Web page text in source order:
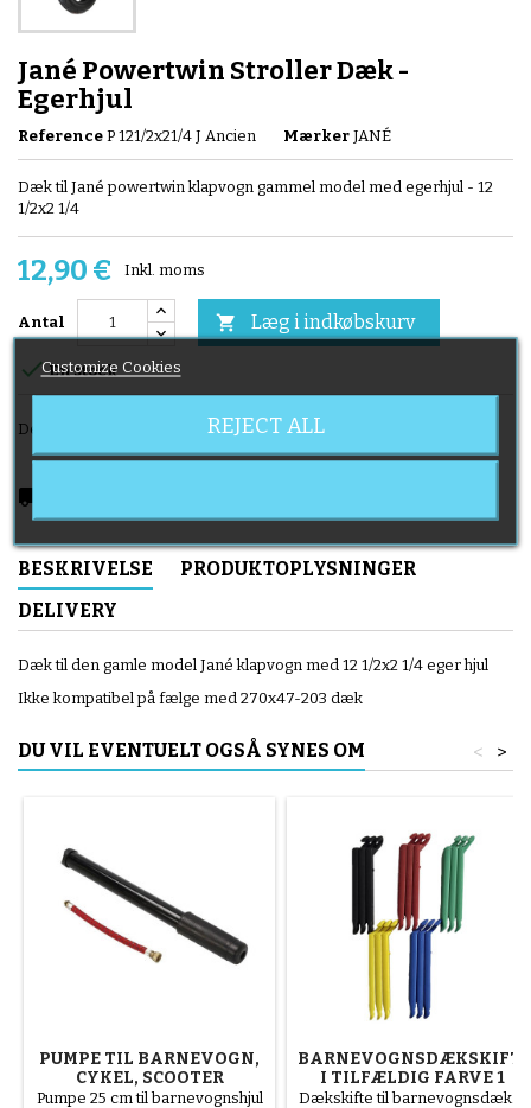
Jané Powertwin Stroller Dæk -
Egerhjul
Reference P 121/2x21/4 J Ancien Mærker JANÉ
Dæk til Jané powertwin klapvogn gammel model med egerhjul - 12
1/2x2 1/4
12,90 € Inkl. moms
Antal  Læg i indkøbskurv
En stock
Del
local_shipping
BESKRIVELSE
PRODUKTOPLYSNINGER
DELIVERY
Dæk til den gamle model Jané klapvogn med 12 1/2x2 1/4 eger hjul
Ikke kompatibel på fælge med 270x47-203 dæk
DU VIL EVENTUELT OGSÅ SYNES OM >
<
PUMPE TIL BARNEVOGN,
CYKEL, SCOOTER
Pumpe 25 cm til barnevognshjul
I TILFÆLDIG FARVE 1
PAKKE MED 3 STK
Dækskifte til barnevognsdæk. 3
Customize Cookies
REJECT ALL